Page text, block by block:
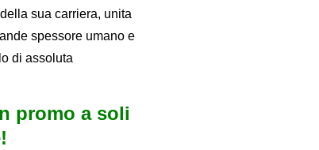
sua carriera, unita
spessore umano e
di assoluta
promo a soli